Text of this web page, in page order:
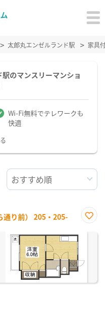
太郎丸エンゼルランド駅 家具
のマンスリーマンショ
Wi-Fi無料でテレワークも
快適
通り前） 205・205-
に入